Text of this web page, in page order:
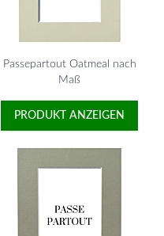
Passepartout Oatmeal nach
Maß
PRODUKT ANZEIGEN